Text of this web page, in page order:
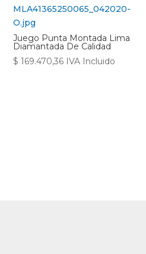
Juego Punta Montada Lima
Diamantada De Calidad
$ 169.470,36 IVA Incluido